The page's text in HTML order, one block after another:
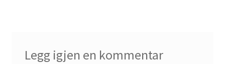
Legg igjen en kommentar